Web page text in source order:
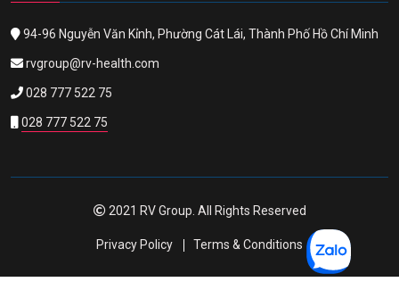
94-96 Nguyễn Văn Kỉnh, Phường Cát Lái, Thành Phố Hồ Chí Minh
rvgroup@rv-health.com
028 777 522 75
028 777 522 75
2021 RV Group. All Rights Reserved
Privacy Policy Terms & Conditions